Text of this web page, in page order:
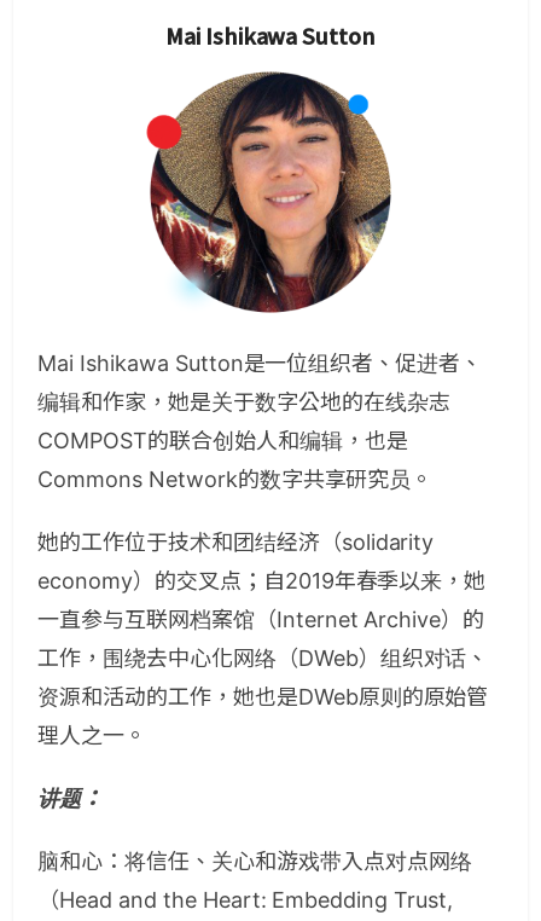
Mai Ishikawa Sutton
Mai Ishikawa Sutton是一位组织者、促进者、
编辑和作家，她是关于数字公地的在线杂志
COMPOST的联合创始人和编辑，也是
Commons Network的数字共享研究员。
她的工作位于技术和团结经济（solidarity
economy）的交叉点；自2019年春季以来，她
一直参与互联网档案馆（Internet Archive）的
工作，围绕去中心化网络（DWeb）组织对话、
资源和活动的工作，她也是DWeb原则的原始管
理人之一。
讲题：
脑和心：将信任、关心和游戏带入点对点网络
（Head and the Heart: Embedding Trust,